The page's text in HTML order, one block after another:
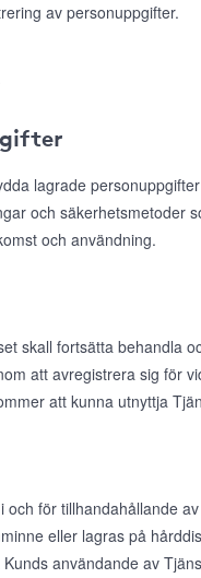
av personuppgifter.
lagrade
och säkerhetsmetoder
och användning.
skall fortsätta behandla
att avregistrera sig för
att kunna utnyttja
för tillhandahållande
eller lagras på
användande av